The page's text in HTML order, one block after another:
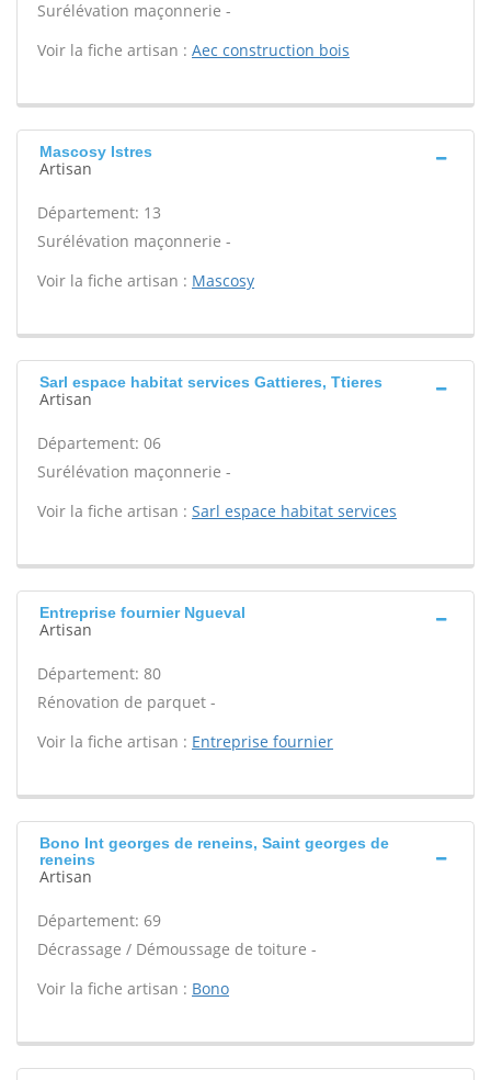
Surélévation maçonnerie -
Voir la fiche artisan : Aec construction bois
Mascosy Istres
Artisan
Département: 13
Surélévation maçonnerie -
Voir la fiche artisan : Mascosy
Sarl espace habitat services Gattieres, Ttieres
Artisan
Département: 06
Surélévation maçonnerie -
Voir la fiche artisan : Sarl espace habitat services
Entreprise fournier Ngueval
Artisan
Département: 80
Rénovation de parquet -
Voir la fiche artisan : Entreprise fournier
Bono Int georges de reneins, Saint georges de
reneins
Artisan
Département: 69
Décrassage / Démoussage de toiture -
Voir la fiche artisan : Bono